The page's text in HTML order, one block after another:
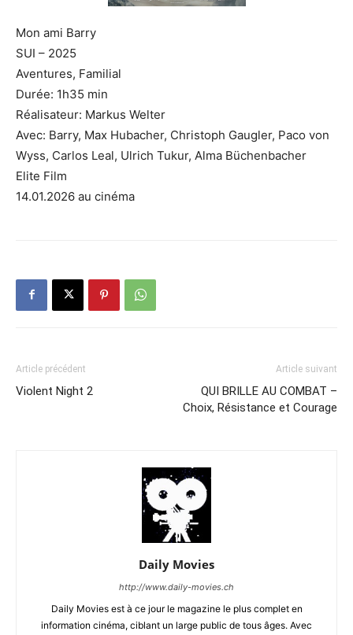
Mon ami Barry
SUI – 2025
Aventures, Familial
Durée: 1h35 min
Réalisateur: Markus Welter
Avec: Barry, Max Hubacher, Christoph Gaugler, Paco von
Wyss, Carlos Leal, Ulrich Tukur, Alma Büchenbacher
Elite Film
14.01.2026 au cinéma
Article précédent
Violent Night 2
Article suivant
QUI BRILLE AU COMBAT –
Choix, Résistance et Courage
Daily Movies
http://www.daily-movies.ch
Daily Movies est à ce jour le magazine le plus complet en
information cinéma, ciblant un large public de tous âges. Avec